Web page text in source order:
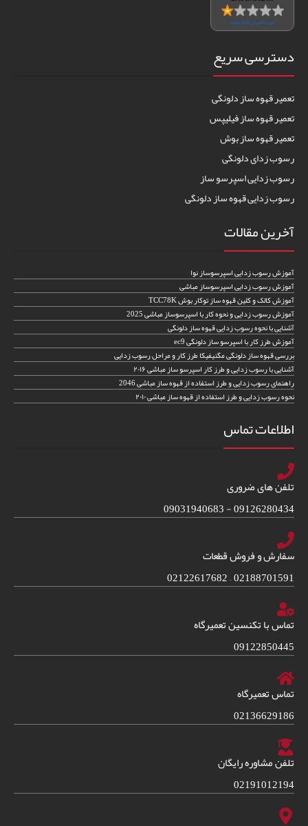
دسترسی سریع
تعمیر قهوه ساز دلونگی
تعمیر قهوه ساز فیلیپس
تعمیر قهوه ساز بوش
رسوب زدای دلونگی
رسوب زدایی اسپرسو ساز
رسوب زدایی قهوه ساز دلونگی
آخرین مقالات
آموزش رسوب زدایی اسپرسوساز نوا
آموزش رسوب زدایی اسپرسوساز مباشی
آموزش کالک و کلین قهوه ساز توکار بوش TCC78K
آموزش رسوب زدایی و نحوه کار با اسپرسوساز مباشی 2025
آشنایی با نحوه رسوب زدایی قهوه ساز دلونگی
آموزش طرز کار با اسپرسو ساز دلونگی ec9
بررسی قهوه ساز دلونگی مگنیفیکا طرز کار و مراحل رسوب زدایی
آشنایی با رسوب زدایی و طرز کار اسپرسو ساز مباشی ۲۰۱۶
راهنمای رسوب زدایی و طرز استفاده از قهوه ساز مباشی 2046
نحوه رسوب زدایی و طرز استفاده از قهوه ساز مباشی ۲۰۱۰
اطلاعات تماس
تلفن های ضروری
09126280434 - 09031940683
سفارش و فروش قطعات
02188701591 – 02122617682
تماس با تکنسین تعمیرگاه
09122850445
تماس تعمیرگاه
02136629186
تلفن مشاوره رایگان
02191012194